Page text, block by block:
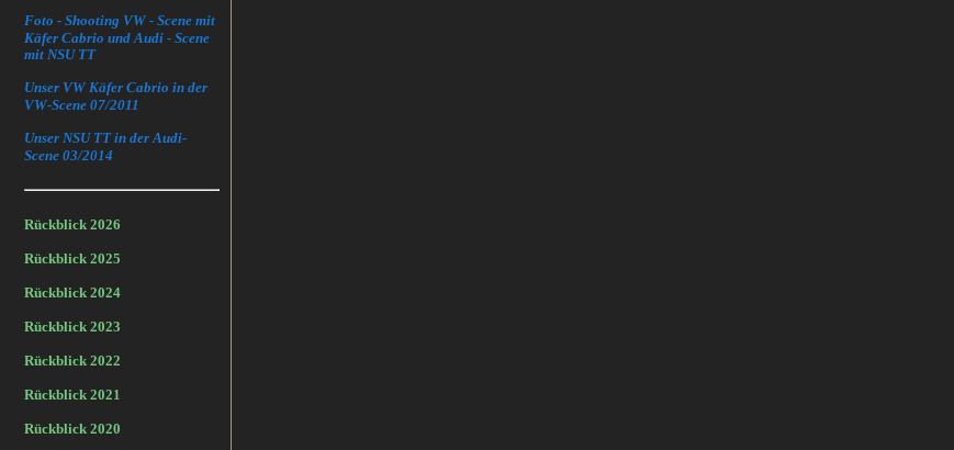
Foto - Shooting VW - Scene mit
Käfer Cabrio und Audi - Scene
mit NSU TT
Unser VW Käfer Cabrio in der
VW-Scene 07/2011
Unser NSU TT in der Audi-
Scene 03/2014
Rückblick 2026
Rückblick 2025
Rückblick 2024
Rückblick 2023
Rückblick 2022
Rückblick 2021
Rückblick 2020